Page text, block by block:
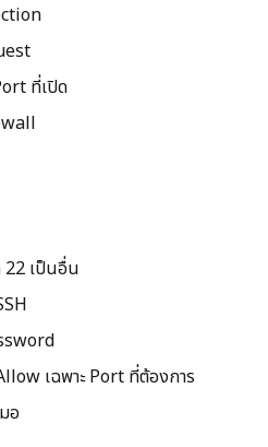
ที่เปิด
22 เป็นอื่น
เฉพาะ Port ที่ต้องการ
อ